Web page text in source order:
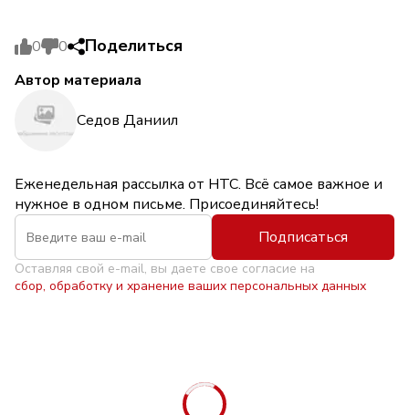
0 0 Поделиться
Автор материала
Седов Даниил
Еженедельная рассылка от НТС. Всё самое важное и
нужное в одном письме. Присоединяйтесь!
Подписаться
Оставляя свой e-mail, вы даете свое согласие на
сбор, обработку и хранение ваших персональных данных